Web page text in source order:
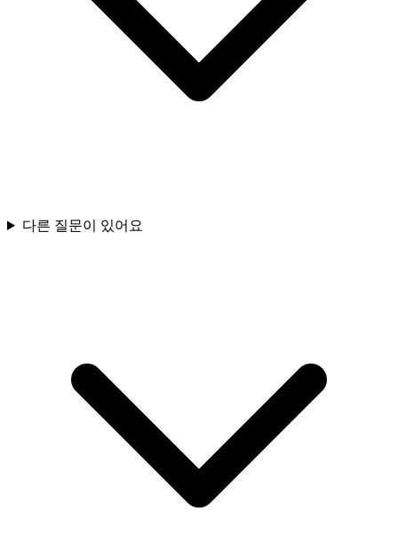
다른 질문이 있어요